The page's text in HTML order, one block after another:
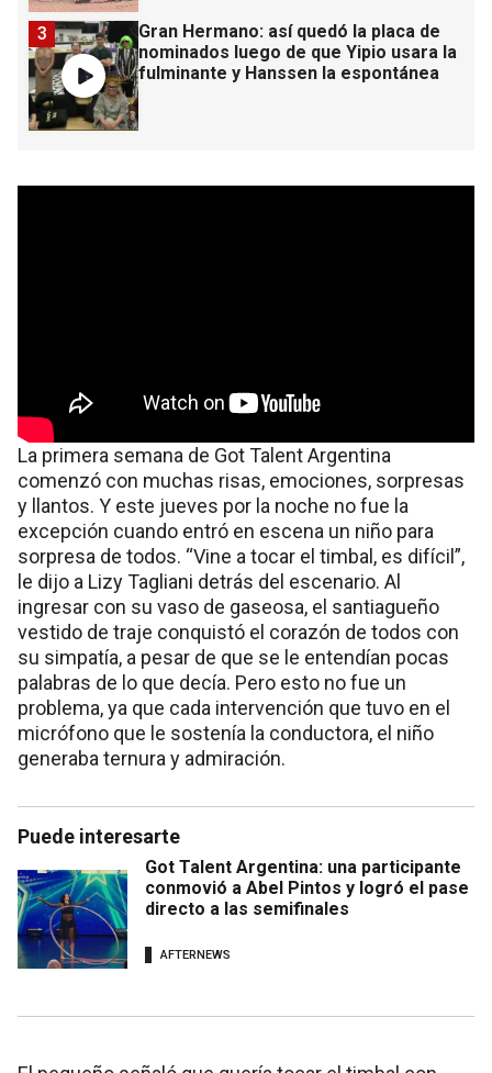
Gran Hermano: así quedó la placa de
nominados luego de que Yipio usara la
fulminante y Hanssen la espontánea
3
La primera semana de Got Talent Argentina
comenzó con muchas risas, emociones, sorpresas
y llantos. Y este jueves por la noche no fue la
excepción cuando entró en escena un niño para
sorpresa de todos. “Vine a tocar el timbal, es difícil”,
le dijo a Lizy Tagliani detrás del escenario. Al
ingresar con su vaso de gaseosa, el santiagueño
vestido de traje conquistó el corazón de todos con
su simpatía, a pesar de que se le entendían pocas
palabras de lo que decía. Pero esto no fue un
problema, ya que cada intervención que tuvo en el
micrófono que le sostenía la conductora, el niño
generaba ternura y admiración.
Puede interesarte
Got Talent Argentina: una participante
conmovió a Abel Pintos y logró el pase
directo a las semifinales
AFTERNEWS